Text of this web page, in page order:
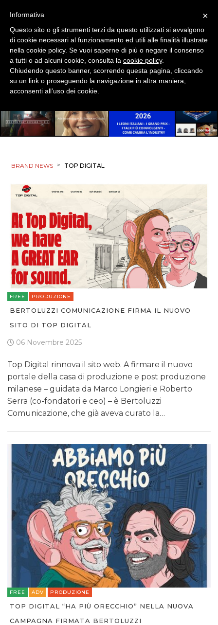
BRAND NEWS > TOP DIGITAL
FREE PRODUZIONE
BERTOLUZZI COMUNICAZIONE FIRMA IL NUOVO
SITO DI TOP DIGITAL
06 Novembre 2025
Top Digital rinnova il sito web. A firmare il nuovo
portale della casa di produzione e post produzione
milanese – guidata da Marco Longieri e Roberto
Serra (co-fondatori e ceo) – è Bertoluzzi
Comunicazione, che già aveva curato la…
FREE ADV PRODUZIONE
TOP DIGITAL “HA PIÙ ORECCHIO” NELLA NUOVA
CAMPAGNA FIRMATA BERTOLUZZI
×
Informativa
Questo sito o gli strumenti terzi da questo utilizzati si avvalgono
di cookie necessari al funzionamento ed utili alle finalità illustrate
nella cookie policy. Se vuoi saperne di più o negare il consenso
a tutti o ad alcuni cookie, consulta la cookie policy.
Chiudendo questo banner, scorrendo questa pagina, cliccando
su un link o proseguendo la navigazione in altra maniera,
acconsenti all’uso dei cookie.